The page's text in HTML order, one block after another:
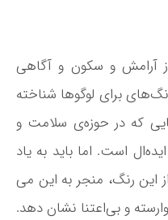
آرامش و سکون و آگاهی
برای لوگوها شناخته
که در حوزه­‌ی سلامت و
است. اما باید به یاد
این رنگ، منجر به این می­‌
و بی‌­اعتنا نشان دهد.